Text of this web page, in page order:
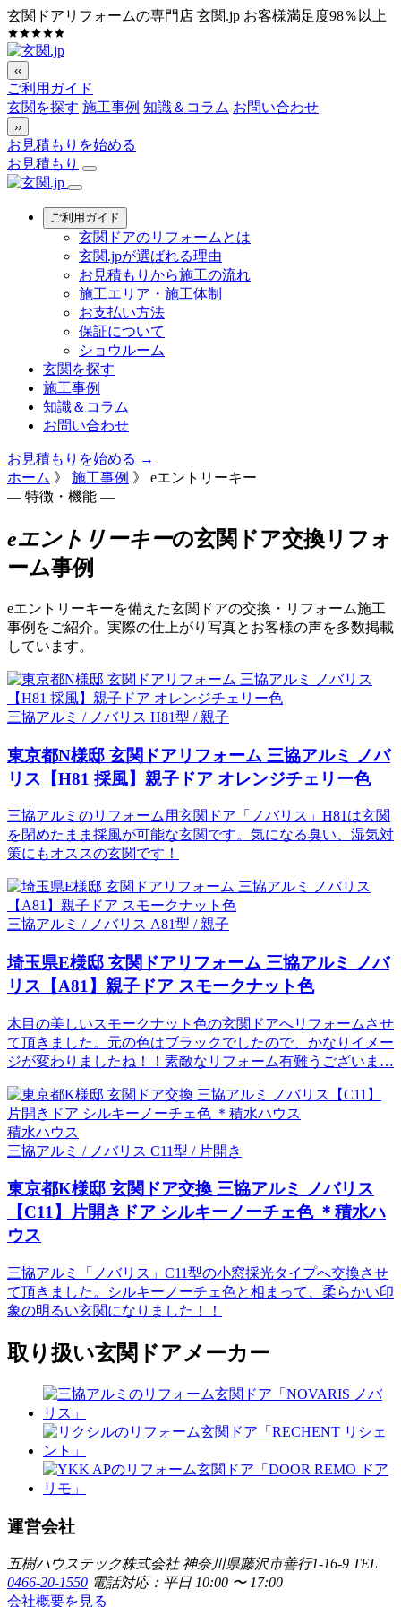
玄関ドアリフォームの専門店 玄関.jp お客様満足度98％以上
‹‹
ご利用ガイド
玄関を探す 施工事例 知識＆コラム お問い合わせ
››
お見積もりを始める
お見積もり
ご利用ガイド
玄関ドアのリフォームとは
玄関.jpが選ばれる理由
お見積もりから施工の流れ
施工エリア・施工体制
お支払い方法
保証について
ショウルーム
玄関を探す
施工事例
知識＆コラム
お問い合わせ
お見積もりを始める →
ホーム 》 施工事例 》
eエントリーキー
— 特徴・機能 —
eエントリーキーの玄関ドア交換リフォ
ーム事例
eエントリーキーを備えた玄関ドアの交換・リフォーム施工
事例をご紹介。実際の仕上がり写真とお客様の声を多数掲載
しています。
三協アルミ / ノバリス H81型 / 親子
東京都N様邸 玄関ドアリフォーム 三協アルミ ノバ
リス【H81 採風】親子ドア オレンジチェリー色
三協アルミのリフォーム用玄関ドア「ノバリス」H81は玄関
を閉めたまま採風が可能な玄関です。気になる臭い、湿気対
策にもオススの玄関です！
三協アルミ / ノバリス A81型 / 親子
埼玉県E様邸 玄関ドアリフォーム 三協アルミ ノバ
リス【A81】親子ドア スモークナット色
木目の美しいスモークナット色の玄関ドアへリフォームさせ
て頂きました。元の色はブラックでしたので、かなりイメー
ジが変わりましたね！！素敵なリフォーム有難うございま…
積水ハウス
三協アルミ / ノバリス C11型 / 片開き
東京都K様邸 玄関ドア交換 三協アルミ ノバリス
【C11】片開きドア シルキーノーチェ色 ＊積水ハ
ウス
三協アルミ「ノバリス」C11型の小窓採光タイプへ交換させ
て頂きました。シルキーノーチェ色と相まって、柔らかい印
象の明るい玄関になりました！！
取り扱い玄関ドアメーカー
運営会社
五樹ハウステック株式会社神奈川県藤沢市善行1-16-9 TEL
0466-20-1550 電話対応：平日 10:00 〜 17:00
会社概要を見る